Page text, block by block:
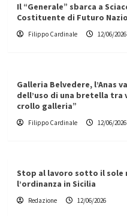
Il “Generale” sbarca a
Costituente di Futuro
Filippo Cardinale 12/06/2026
Galleria Belvedere, l’Anas
dell’uso di una bretella tra
crollo galleria”
Filippo Cardinale 12/06/2026
Stop al lavoro sotto il sole
l’ordinanza in Sicilia
Redazione 12/06/2026